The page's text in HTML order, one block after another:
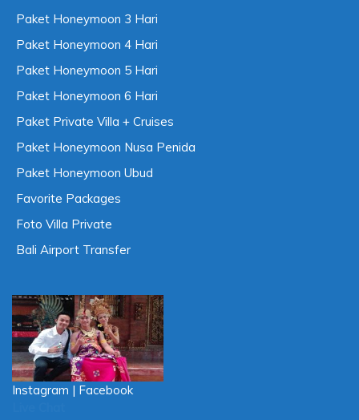
Paket Honeymoon 3 Hari
Paket Honeymoon 4 Hari
Paket Honeymoon 5 Hari
Paket Honeymoon 6 Hari
Paket Private Villa + Cruises
Paket Honeymoon Nusa Penida
Paket Honeymoon Ubud
Favorite Packages
Foto Villa Private
Bali Airport Transfer
Instagram | Facebook